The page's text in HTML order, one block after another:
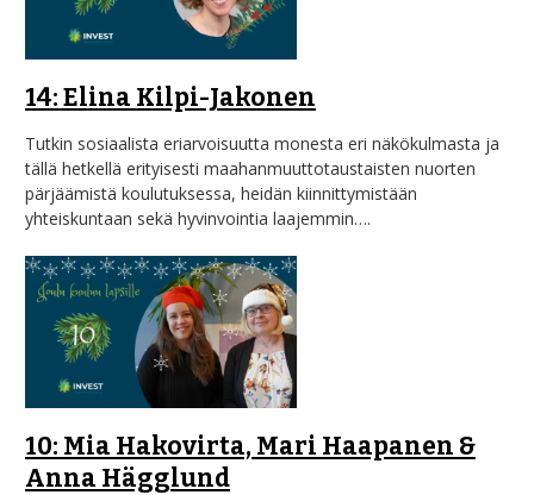
14: Elina Kilpi-Jakonen
Tutkin sosiaalista eriarvoisuutta monesta eri näkökulmasta ja
tällä hetkellä erityisesti maahanmuuttotaustaisten nuorten
pärjäämistä koulutuksessa, heidän kiinnittymistään
yhteiskuntaan sekä hyvinvointia laajemmin….
10: Mia Hakovirta, Mari Haapanen &
Anna Hägglund